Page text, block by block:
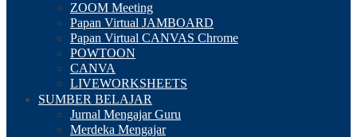
ZOOM Meeting
Papan Virtual JAMBOARD
Papan Virtual CANVAS Chrome
POWTOON
CANVA
LIVEWORKSHEETS
SUMBER BELAJAR
Jurnal Mengajar Guru
Merdeka Mengajar